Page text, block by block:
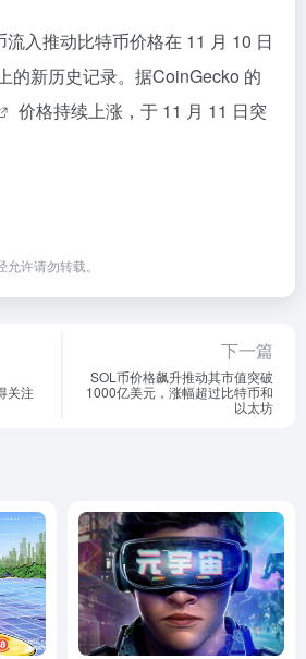
入推动比特币价格在 11 月 10 日
的新历史记录。据CoinGecko 的
价格持续上涨，于 11 月 11 日突
许请勿转载。
关注
下一篇
SOL币价格飙升推动其市值突破
1000亿美元，涨幅超过比特币和
以太坊